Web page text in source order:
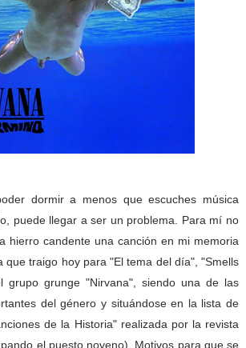
dormir a menos que escuches música
puede llegar a ser un problema. Para mí no
hierro candente una canción en mi memoria
que traigo hoy para "El tema del día", "Smells
grupo grunge "Nirvana", siendo una de las
del género y situándose en la lista de
de la Historia" realizada por la revista
el puesto noveno). Motivos para que se